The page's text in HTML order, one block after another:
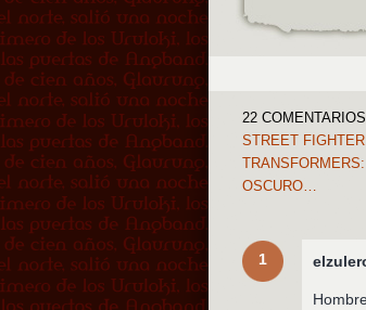
22 COMENTARIOS
STREET
OSCURO…
1